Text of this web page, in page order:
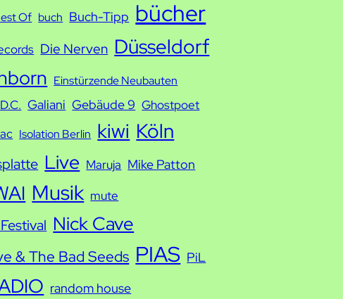
Of buch Buch-Tipp bücher
Die Nerven Düsseldorf
Einstürzende Neubauten
Galiani Gebäude 9 Ghostpoet
Isolation Berlin kiwi Köln
Live Maruja Mike Patton
Musik mute
Nick Cave
& The Bad Seeds PIAS PiL
random house